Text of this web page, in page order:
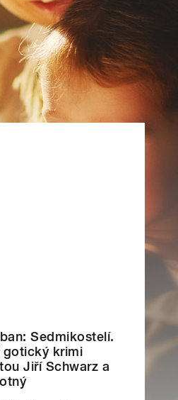
Sedmikostelí.
gotický krimi
Jiří Schwarz a